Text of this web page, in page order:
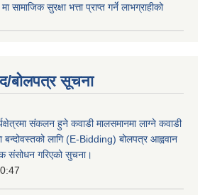
सुरक्षा भत्ता प्राप्त गर्ने लाभग्राहीको
बोलपत्र सूचना
संकलन हुने कवाडी मालसमानमा लाग्ने कवाडी
लागि (E-Bidding) बोलपत्र आह्ववान
संसोधन गरिएको सुचना।